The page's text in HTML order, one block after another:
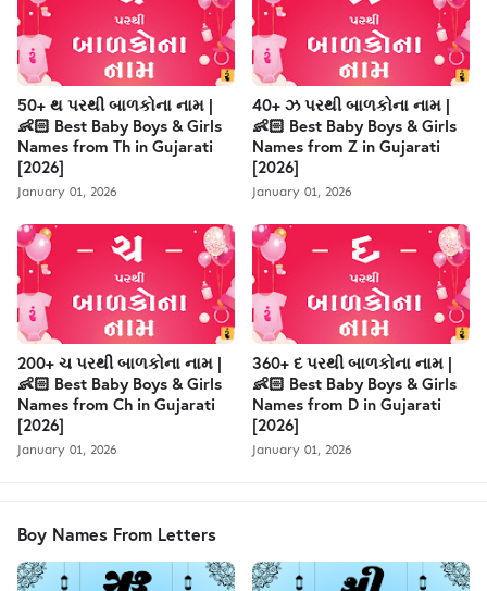
50+ થ પરથી બાળકોના નામ |
👶🏻 Best Baby Boys & Girls
Names from Th in Gujarati
[2026]
January 01, 2026
40+ ઝ પરથી બાળકોના નામ |
👶🏻 Best Baby Boys & Girls
Names from Z in Gujarati
[2026]
January 01, 2026
200+ ચ પરથી બાળકોના નામ |
👶🏻 Best Baby Boys & Girls
Names from Ch in Gujarati
[2026]
January 01, 2026
360+ દ પરથી બાળકોના નામ |
👶🏻 Best Baby Boys & Girls
Names from D in Gujarati
[2026]
January 01, 2026
Boy Names From Letters